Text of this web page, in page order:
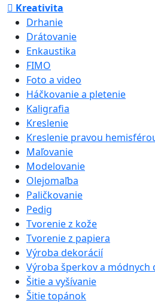
Kreativita
Drhanie
Drátovanie
Enkaustika
FIMO
Foto a video
Háčkovanie a pletenie
Kaligrafia
Kreslenie
Kreslenie pravou
Maľovanie
Modelovanie
Olejomaľba
Paličkovanie
Pedig
Tvorenie z kože
Tvorenie z papiera
Výroba dekorácií
Výroba šperkov a módnych
Šitie a vyšívanie
Šitie topánok